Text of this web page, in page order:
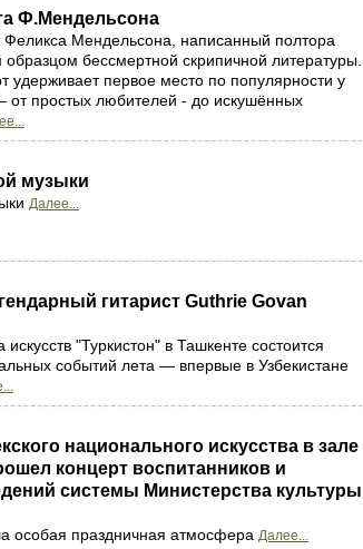
Ф.Мендельсона
Феликса Мендельсона, написанный полтора
бессмертной скрипичной литературы.
удерживает первое место по популярности у
от простых любителей - до искушённых
музыки
Далее...
гитарист Guthrie Govan
"Туркистон" в Ташкенте состоится
событий лета — впервые в Узбекистане
национального искусства в зале
концерт воспитанников и
системы Министерства культуры
особая праздничная атмосфера Далее...